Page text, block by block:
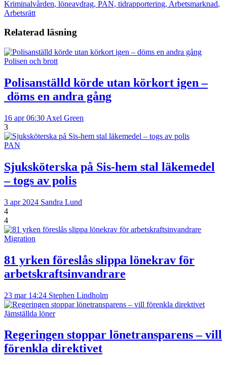
Kriminalvården, löneavdrag, PAN, tidrapportering, Arbetsmarknad,
Arbetsrätt
Relaterad läsning
Polisen och brott
Polisanställd körde utan körkort igen –
döms en andra gång
16 apr 06:30 Axel Green
3
PAN
Sjuksköterska på Sis-hem stal läkemedel
– togs av polis
3 apr 2024 Sandra Lund
4
4
Migration
81 yrken föreslås slippa lönekrav för
arbetskraftsinvandrare
23 mar 14:24 Stephen Lindholm
Jämställda löner
Regeringen stoppar lönetransparens – vill
förenkla direktivet